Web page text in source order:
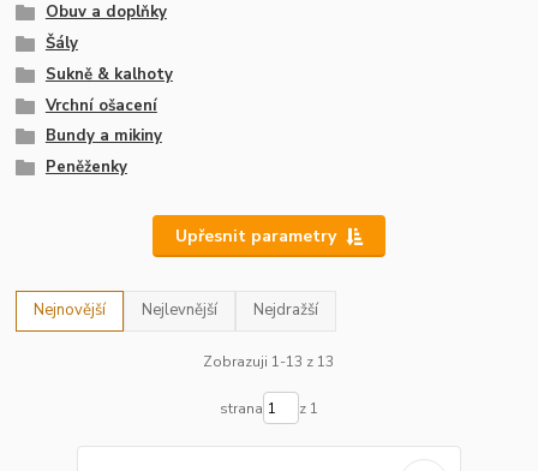
Obuv a doplňky
Šály
Sukně & kalhoty
Vrchní ošacení
Bundy a mikiny
Peněženky
Upřesnit parametry
Nejnovější Nejlevnější Nejdražší
Zobrazuji 1-13 z 13
strana z 1